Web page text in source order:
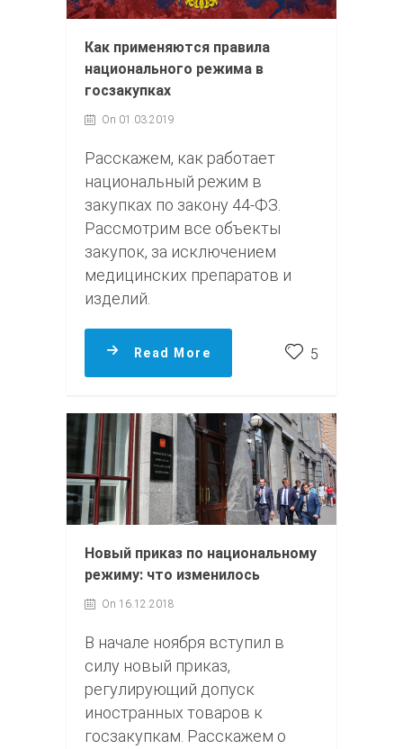
Как применяются правила
национального режима в
госзакупках
On 01.03.2019
Расскажем, как работает
национальный режим в
закупках по закону 44-ФЗ.
Рассмотрим все объекты
закупок, за исключением
медицинских препаратов и
изделий.
Read More 5
Новый приказ по национальному
режиму: что изменилось
On 16.12.2018
В начале ноября вступил в
силу новый приказ,
регулирующий допуск
иностранных товаров к
госзакупкам. Расскажем о